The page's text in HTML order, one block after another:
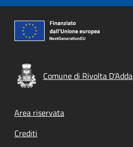
Comune di Rivolta D'Adda
Footer menu
Area riservata
Crediti